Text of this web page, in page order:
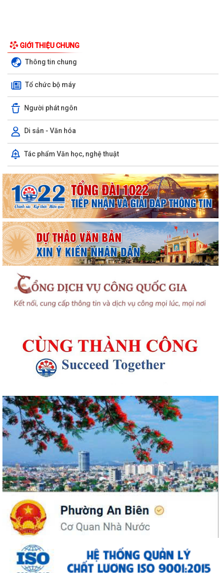
GIỚI THIỆU CHUNG
Thông tin chung
Tổ chức bộ máy
Người phát ngôn
Di sản - Văn hóa
Tác phẩm Văn học, nghệ thuật